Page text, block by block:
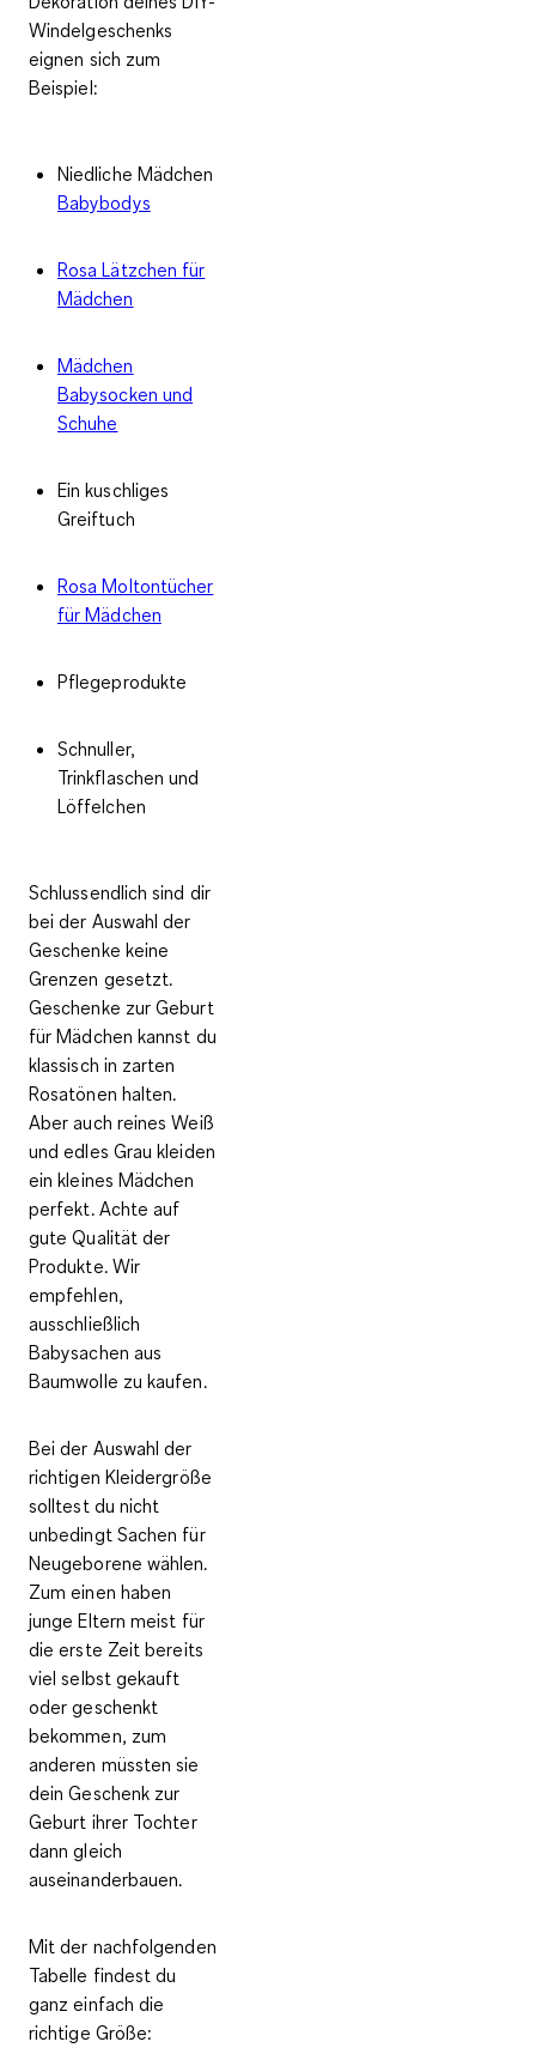
Windelgeschenks
eignen sich zum
Beispiel:
Niedliche Mädchen
Babybodys
Rosa Lätzchen für
Mädchen
Mädchen
Babysocken und
Schuhe
Ein kuschliges
Greiftuch
Rosa Moltontücher
für Mädchen
Pflegeprodukte
Schnuller,
Trinkflaschen und
Löffelchen
Schlussendlich sind dir
bei der Auswahl der
Geschenke keine
Grenzen gesetzt.
Geschenke zur Geburt
für Mädchen kannst du
klassisch in zarten
Rosatönen halten.
Aber auch reines Weiß
und edles Grau kleiden
ein kleines Mädchen
perfekt. Achte auf
gute Qualität der
Produkte. Wir
empfehlen,
ausschließlich
Babysachen aus
Baumwolle zu kaufen.
Bei der Auswahl der
richtigen Kleidergröße
solltest du nicht
unbedingt Sachen für
Neugeborene wählen.
Zum einen haben
junge Eltern meist für
die erste Zeit bereits
viel selbst gekauft
oder geschenkt
bekommen, zum
anderen müssten sie
dein Geschenk zur
Geburt ihrer Tochter
dann gleich
auseinanderbauen.
Mit der nachfolgenden
Tabelle findest du
ganz einfach die
richtige Größe: